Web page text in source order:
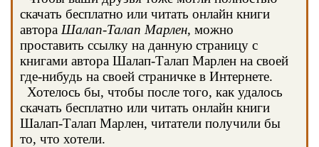
скачать бесплатно или читать онлайн книги
автора Шалап-Талап Марлен, можно
проставить ссылку на данную страницу с
книгами автора Шалап-Талап Марлен на своей
где-нибудь на своей страничке в Интернете.
Хотелось бы, чтобы после того, как удалось
скачать бесплатно или читать онлайн книги
Шалап-Талап Марлен, читатели получили бы
то, что хотели.